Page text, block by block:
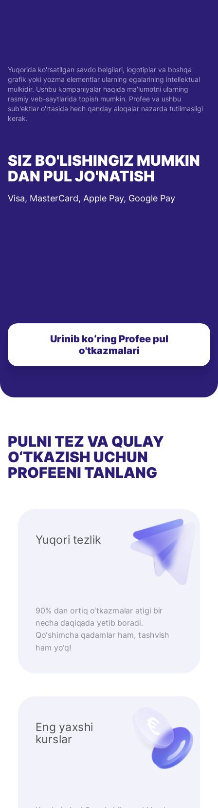
Yuqorida ko'rsatilgan savdo belgilari, logotiplar va boshqa
grafik yoki yozma elementlar ularning egalarining intellektual
mulkidir. Ushbu kompaniyalar haqida ma'lumotni ularning
rasmiy veb-saytlarida topish mumkin. Profee va ushbu
sub'ektlar o'rtasida hech qanday aloqalar nazarda tutilmasligi
kerak.
SIZ BO'LISHINGIZ MUMKIN
DAN PUL JO'NATISH
Visa, MasterCard, Apple Pay, Google Pay
Urinib koʻring Profee pul
o'tkazmalari
PULNI TEZ VA QULAY
O‘TKAZISH UCHUN
PROFEENI TANLANG
Yuqori tezlik
90% dan ortiq o‘tkazmalar atigi bir
necha daqiqada yetib boradi.
Qo‘shimcha qadamlar ham, tashvish
ham yo‘q!
Eng yaxshi
kurslar